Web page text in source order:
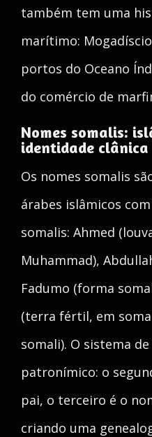
também tem uma
marítimo:
portos do Oceano
do comércio de
Nomes somalis:
identidade clânica
Os nomes somalis
árabes islâmicos
somalis: Ahmed
Muhammad),
Fadumo (forma
(terra fértil, em
somali). O sistema
patronímico: o
pai, o terceiro é o
criando uma